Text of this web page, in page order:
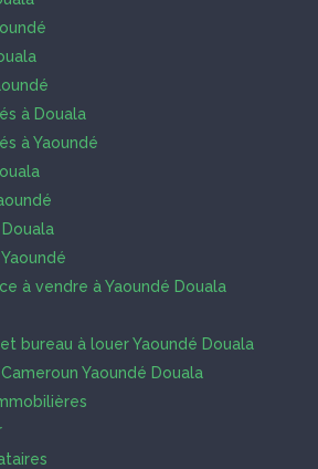
à Douala
à Yaoundé
à vendre à Yaoundé Douala
bureau à louer Yaoundé Douala
Yaoundé Douala